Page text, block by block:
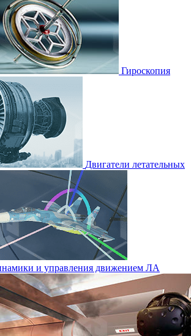
Гироскопия
Двигатели летательных
и управления движением ЛА